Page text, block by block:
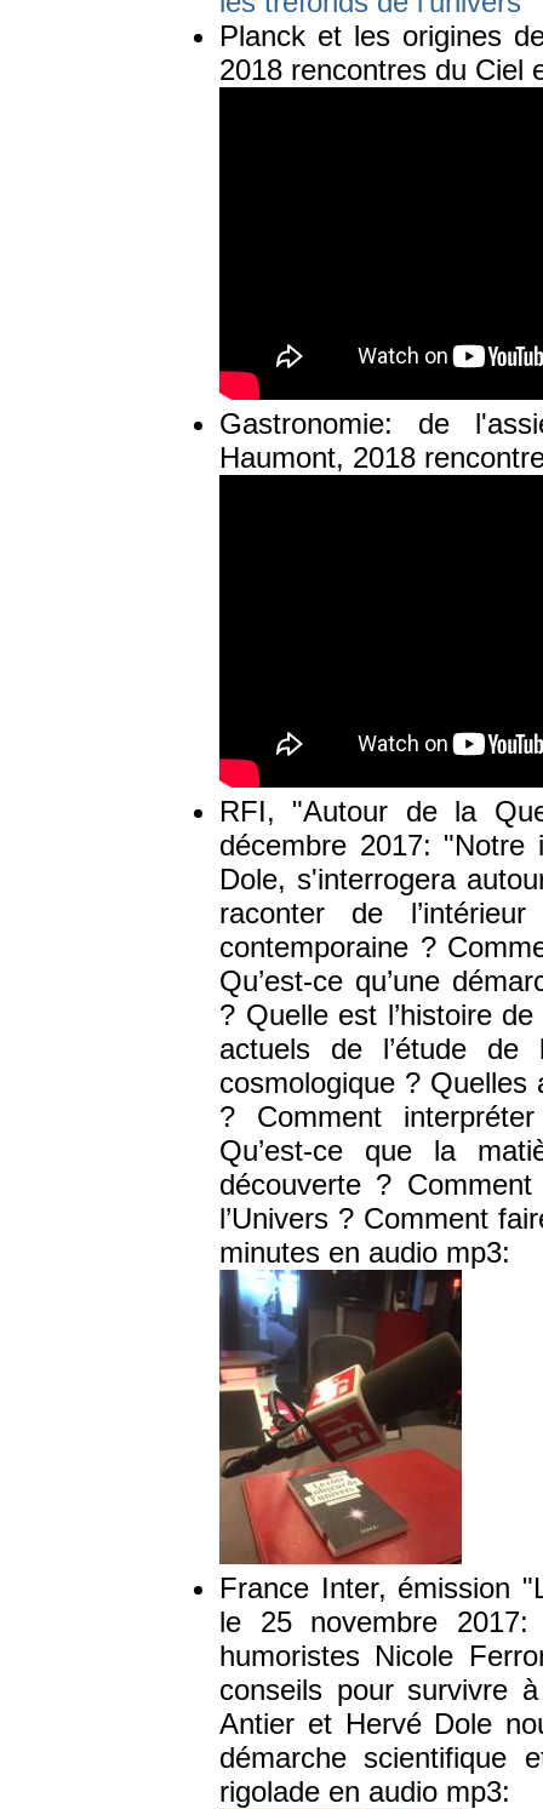
Planck et les origines
2018 rencontres du Ciel
Gastronomie: de
Haumont, 2018
RFI, "Autour de la
décembre 2017: "Notre
Dole, s'interrogera
raconter de
contemporaine ?
Qu’est-ce qu’une
? Quelle est l’histoire
actuels de l’étude de
cosmologique ?
? Comment
Qu’est-ce que la
découverte ?
l’Univers ? Comment
minutes en audio mp3:
France Inter, émission
le 25 novembre
humoristes Nicole
conseils pour survivre
Antier et Hervé Dole
démarche scientifique
rigolade en audio mp3: